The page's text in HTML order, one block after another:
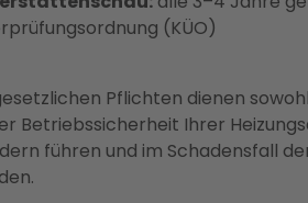
(KÜO)
Pflichten dienen
Betriebssicherheit Ihrer
führen und im Schadensfall